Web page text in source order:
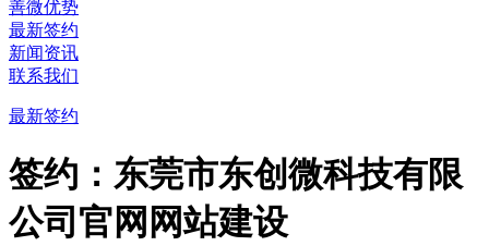
善微优势
最新签约
新闻资讯
联系我们
最新签约
签约：东莞市东创微科技有限
公司官网网站建设